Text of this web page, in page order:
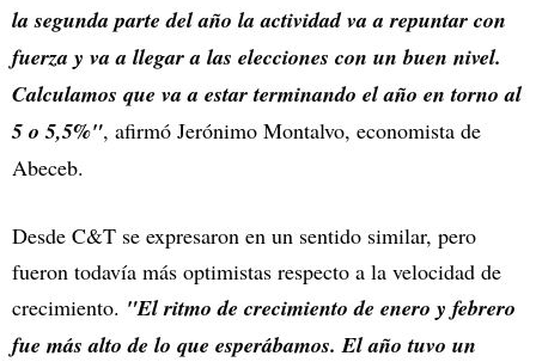
la segunda parte del año la actividad va a repuntar con
fuerza y va a llegar a las elecciones con un buen nivel.
Calculamos que va a estar terminando el año en torno al
5 o 5,5%", afirmó Jerónimo Montalvo, economista de
Abeceb.
Desde C&T se expresaron en un sentido similar, pero
fueron todavía más optimistas respecto a la velocidad de
crecimiento. "El ritmo de crecimiento de enero y febrero
fue más alto de lo que esperábamos. El año tuvo un